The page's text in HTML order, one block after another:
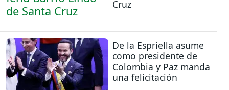
Cruz
De la Espriella asume
como presidente de
Colombia y Paz manda
una felicitación